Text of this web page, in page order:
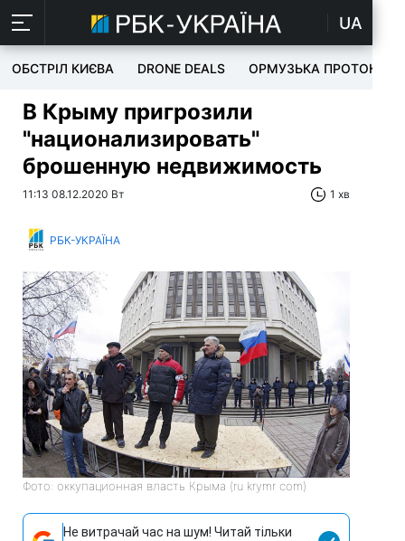
UA
ОБСТРІЛ КИЄВА DRONE DEALS ОРМУЗЬКА ПРОТОКА
В Крыму пригрозили
"национализировать"
брошенную недвижимость
11:13 08.12.2020 Вт 1 хв
РБК-УКРАЇНА
Фото: оккупационная власть Крыма (ru krymr com)
Не витрачай час на шум! Читай тільки